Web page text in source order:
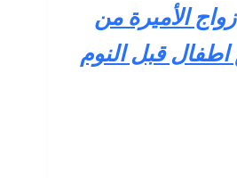
الأميرة من
قبل النوم